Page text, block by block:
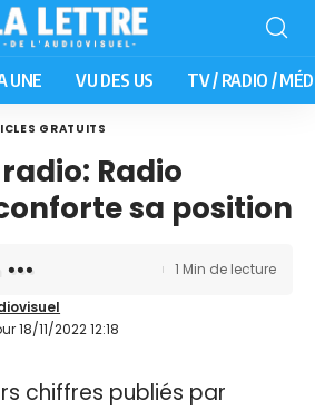
UNE VU DES US TV / RADIO /
GRATUITS
Radio
sa position
18/11/2022 12:18
1 Min de lecture
chiffres publiés par